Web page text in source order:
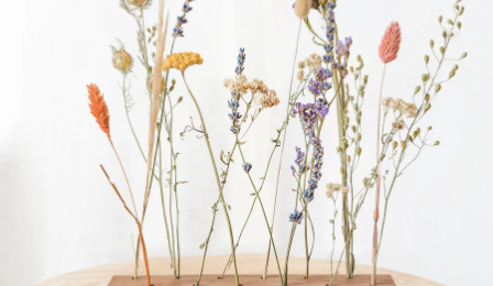
4,8 (basierend auf +15.000 Bewertungen)
Unsere Geschenke begeistern. Kunden bewerten uns mit
4,8 bei Google Reviews (Gesamtergebnis aller Länder, in
die wir versenden).
Mit Liebe gemacht, im Handumdrehen
Erstelle etwas Einzigartiges in wenigen Schritten – mit
ihrem Namen, deinem Foto oder einer Nachricht von
Herzen. Kein Stress, nur pure Liebe für den perfekten
Moment.